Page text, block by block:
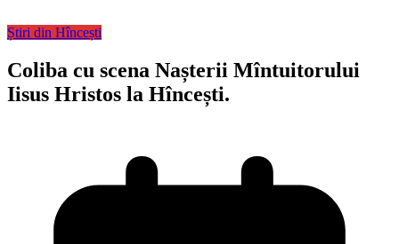
Știri din Hîncești
Coliba cu scena Nașterii Mîntuitorului
Iisus Hristos la Hîncești.